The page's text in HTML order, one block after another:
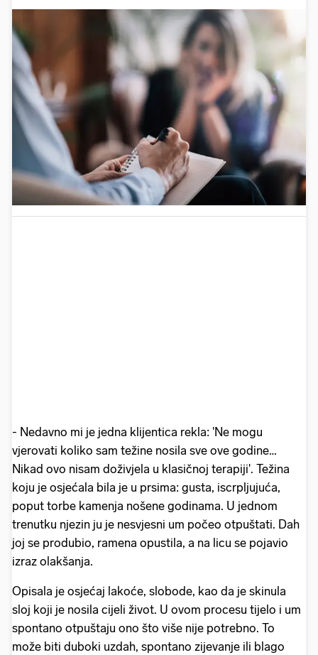
- Nedavno mi je jedna klijentica rekla: 'Ne mogu
vjerovati koliko sam težine nosila sve ove godine…
Nikad ovo nisam doživjela u klasičnoj terapiji'. Težina
koju je osjećala bila je u prsima: gusta, iscrpljujuća,
poput torbe kamenja nošene godinama. U jednom
trenutku njezin ju je nesvjesni um počeo otpuštati. Dah
joj se produbio, ramena opustila, a na licu se pojavio
izraz olakšanja.
Opisala je osjećaj lakoće, slobode, kao da je skinula
sloj koji je nosila cijeli život. U ovom procesu tijelo i um
spontano otpuštaju ono što više nije potrebno. To
može biti duboki uzdah, spontano zijevanje ili blago